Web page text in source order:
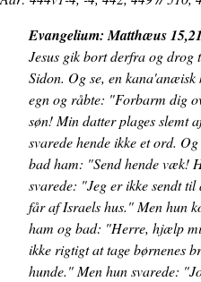
Evangelium: Matthæus
Jesus gik bort derfra og drog
Sidon. Og se, en
egn og råbte: "Forbarm dig
søn! Min datter plages slemt
svarede hende ikke et ord.
bad ham: "Send hende væk!
svarede: "Jeg er ikke sendt
får af Israels hus." Men hun
ham og bad: "Herre, hjælp
ikke rigtigt at tage børnenes
hunde." Men hun svarede: